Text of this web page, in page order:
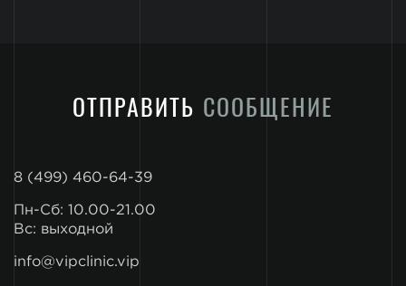
ОТПРАВИТЬ СООБЩЕНИЕ
8 (499) 460-64-39
Пн-Сб: 10.00-21.00
Вс: выходной
info@vipclinic.vip